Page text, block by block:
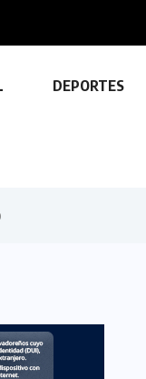
DEPORTES
2024